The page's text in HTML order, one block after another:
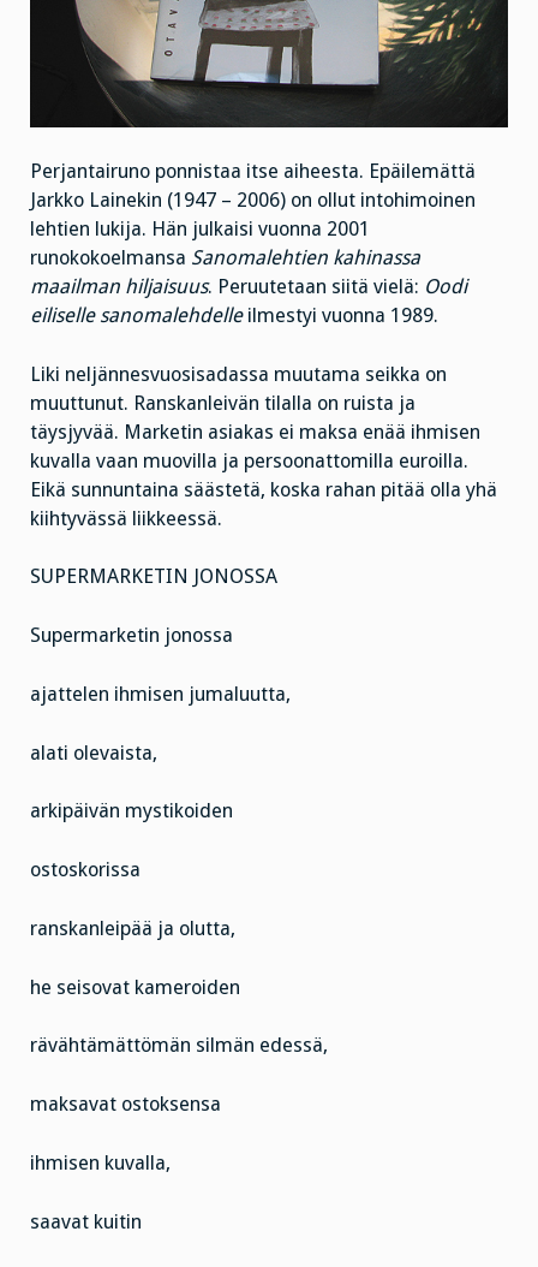
Perjantairuno ponnistaa itse aiheesta. Epäilemättä
Jarkko Lainekin (1947 – 2006) on ollut intohimoinen
lehtien lukija. Hän julkaisi vuonna 2001
runokokoelmansa Sanomalehtien kahinassa
maailman hiljaisuus. Peruutetaan siitä vielä: Oodi
eiliselle sanomalehdelleilmestyi vuonna 1989.
Liki neljännesvuosisadassa muutama seikka on
muuttunut. Ranskanleivän tilalla on ruista ja
täysjyvää. Marketin asiakas ei maksa enää ihmisen
kuvalla vaan muovilla ja persoonattomilla euroilla.
Eikä sunnuntaina säästetä, koska rahan pitää olla yhä
kiihtyvässä liikkeessä.
SUPERMARKETIN JONOSSA
Supermarketin jonossa
ajattelen ihmisen jumaluutta,
alati olevaista,
arkipäivän mystikoiden
ostoskorissa
ranskanleipää ja olutta,
he seisovat kameroiden
rävähtämättömän silmän edessä,
maksavat ostoksensa
ihmisen kuvalla,
saavat kuitin